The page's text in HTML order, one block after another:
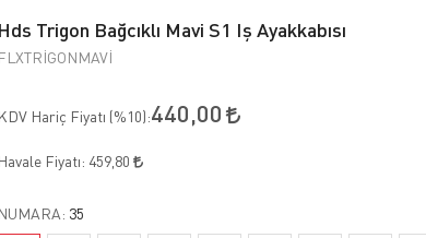
Hds Trigon Bağcıklı Mavi S1 Iş Ayakkabısı
FLXTRİGONMAVİ
KDV Hariç Fiyatı (%10):440,00
Havale Fiyatı: 459,80
NUMARA: 35